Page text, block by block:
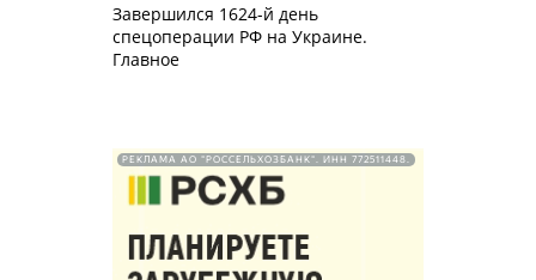
Завершился 1624-й день
спецоперации РФ на Украине.
Главное
РЕКЛАМА АО "РОССЕЛЬХОЗБАНК". ИНН 772511448.